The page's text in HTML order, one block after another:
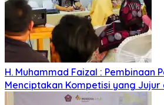
H. Muhammad Faizal : Pembinaan
Menciptakan Kompetisi yang Jujur